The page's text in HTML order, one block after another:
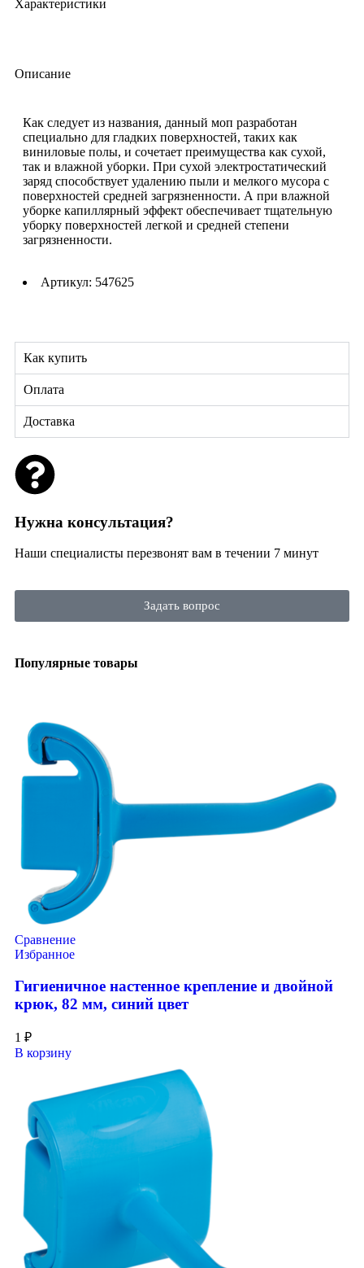
Характеристики
Описание
Как следует из названия, данный моп разработан
специально для гладких поверхностей, таких как
виниловые полы, и сочетает преимущества как сухой,
так и влажной уборки. При сухой электростатический
заряд способствует удалению пыли и мелкого мусора с
поверхностей средней загрязненности. А при влажной
уборке капиллярный эффект обеспечивает тщательную
уборку поверхностей легкой и средней степени
загрязненности.
Артикул: 547625
Как купить
Оплата
Доставка
Нужна консультация?
Наши специалисты перезвонят вам в течении 7 минут
Задать вопрос
Популярные товары
Сравнение
Избранное
Гигиеничное настенное крепление и двойной
крюк, 82 мм, синий цвет
1 ₽
В корзину